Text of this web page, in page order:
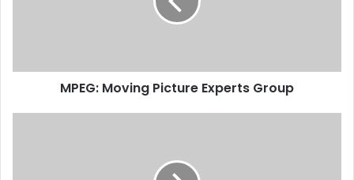
MPEG: Moving Picture Experts Group